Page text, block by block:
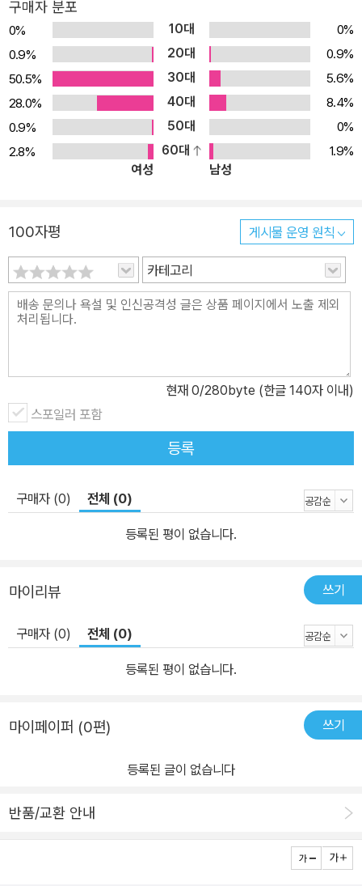
미로 찾기가 있어서 인내심과 판단력을 길러줘요. 마커펜을 쓰면 지
우고 여러 번 사용도 가능해요. [구성] ·스티커 배경 ·스티커 ·색칠 놀
이 ·미로 찾기
구매자 분포
0% 10대
0%
0.9%
20대
0.9%
50.5%
30대
5.6%
28.0%
40대
8.4%
0.9%
50대
0%
2.8%
60대
1.9%
여성
남성
100자평 게시물 운영 원칙
카테고리
현재 0/280byte (한글 140자 이내)
스포일러 포함
등록
구매자 (0) 전체 (0)
등록된 평이 없습니다.
마이리뷰 쓰기
구매자 (0) 전체 (0)
등록된 평이 없습니다.
마이페이퍼 (0편) 쓰기
등록된 글이 없습니다
반품/교환 안내